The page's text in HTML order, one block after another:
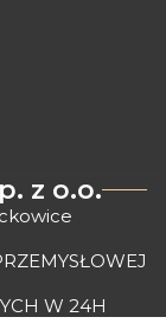
z o.o.
W 24H